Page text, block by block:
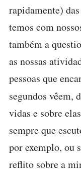
rapidamente)
temos com
também a
as nossas
pessoas que
segundos vêem,
vidas e sobre
sempre que
por exemplo, ou
reflito sobre a